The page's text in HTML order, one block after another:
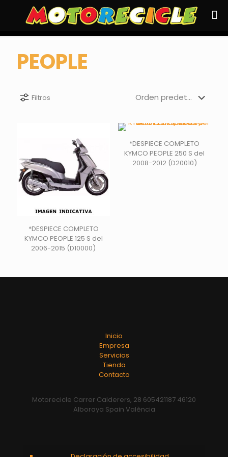
PEOPLE
Filtros
*DESPIECE COMPLETO
KYMCO PEOPLE 125 S del
2006-2015 (D10000)
*DESPIECE COMPLETO
KYMCO PEOPLE 250 S del
2008-2012 (D20010)
Inicio
Empresa
Servicios
Tienda
Contacto
Motorecicle Carrer Calderers, 28 605421187 46120
Alboraya Spain València